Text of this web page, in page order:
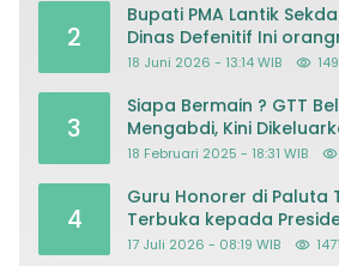
2
Bupati PMA Lantik
Dinas Defenitif Ini
18 Juni 2026 - 13:14 WIB
3
Siapa Bermain ? GTT
Mengabdi, Kini
Dapodik
18 Februari 2025 - 18:31 WIB
4
Guru Honorer di Paluta
Terbuka kepada
Mohon Keadilan atas
17 Juli 2026 - 08:19 WIB 1471